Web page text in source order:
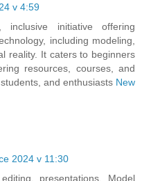
v 4:59
initiative offering
including modeling,
reality. It caters to beginners
resources, courses, and
and enthusiasts New
2024 v 11:30
presentations, Model